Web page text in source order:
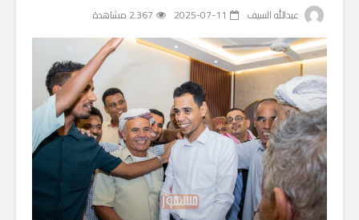
عبدالله السيف 2025-07-11 2٬367 مشاهدة